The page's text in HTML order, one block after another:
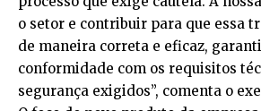
o setor e contribuir para que essa
de maneira correta e eficaz,
conformidade com os requisitos
segurança exigidos”, comenta o